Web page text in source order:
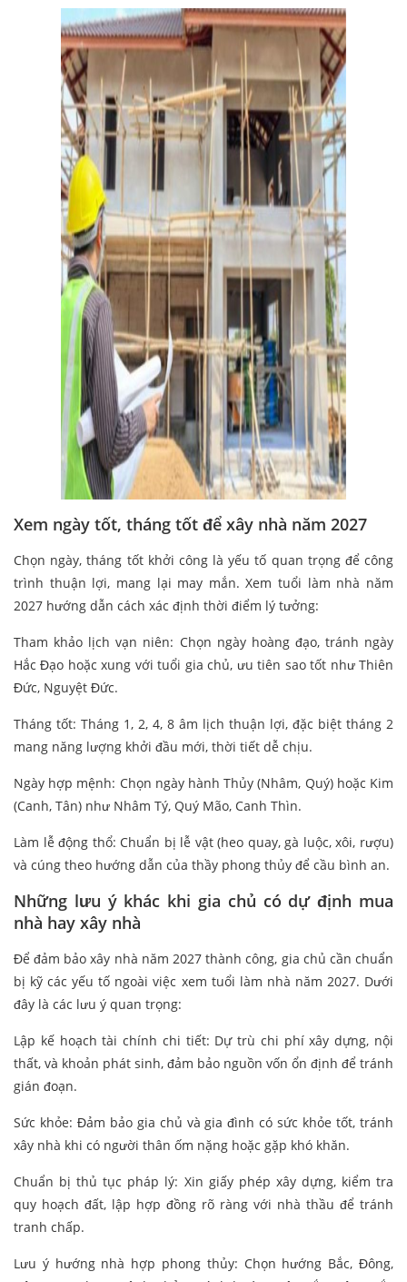
Xem ngày tốt, tháng tốt để xây nhà năm 2027
Chọn ngày, tháng tốt khởi công là yếu tố quan trọng để công
trình thuận lợi, mang lại may mắn. Xem tuổi làm nhà năm
2027 hướng dẫn cách xác định thời điểm lý tưởng:
Tham khảo lịch vạn niên: Chọn ngày hoàng đạo, tránh ngày
Hắc Đạo hoặc xung với tuổi gia chủ, ưu tiên sao tốt như Thiên
Đức, Nguyệt Đức.
Tháng tốt: Tháng 1, 2, 4, 8 âm lịch thuận lợi, đặc biệt tháng 2
mang năng lượng khởi đầu mới, thời tiết dễ chịu.
Ngày hợp mệnh: Chọn ngày hành Thủy (Nhâm, Quý) hoặc Kim
(Canh, Tân) như Nhâm Tý, Quý Mão, Canh Thìn.
Làm lễ động thổ: Chuẩn bị lễ vật (heo quay, gà luộc, xôi, rượu)
và cúng theo hướng dẫn của thầy phong thủy để cầu bình an.
Những lưu ý khác khi gia chủ có dự định mua
nhà hay xây nhà
Để đảm bảo xây nhà năm 2027 thành công, gia chủ cần chuẩn
bị kỹ các yếu tố ngoài việc xem tuổi làm nhà năm 2027. Dưới
đây là các lưu ý quan trọng:
Lập kế hoạch tài chính chi tiết: Dự trù chi phí xây dựng, nội
thất, và khoản phát sinh, đảm bảo nguồn vốn ổn định để tránh
gián đoạn.
Sức khỏe: Đảm bảo gia chủ và gia đình có sức khỏe tốt, tránh
xây nhà khi có người thân ốm nặng hoặc gặp khó khăn.
Chuẩn bị thủ tục pháp lý: Xin giấy phép xây dựng, kiểm tra
quy hoạch đất, lập hợp đồng rõ ràng với nhà thầu để tránh
tranh chấp.
Lưu ý hướng nhà hợp phong thủy: Chọn hướng Bắc, Đông,